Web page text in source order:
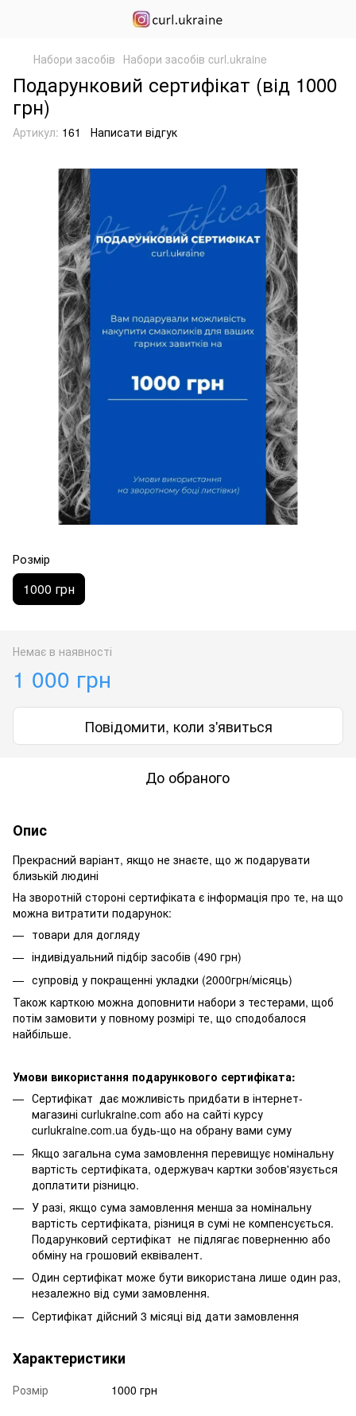
Набори засобів Набори засобів curl.ukraine
Подарунковий сертифікат (від 1000
грн)
Артикул: 161 Написати відгук
Розмір
1000 грн
Немає в наявності
1 000 грн
Повідомити, коли з'явиться
До обраного
Опис
Прекрасний варіант, якщо не знаєте, що ж подарувати
близькій людині
На зворотній стороні сертифіката є інформація про те, на що
можна витратити подарунок:
товари для догляду
індивідуальний підбір засобів (490 грн)
супровід у покращенні укладки (2000грн/місяць)
Також карткою можна доповнити набори з тестерами, щоб
потім замовити у повному розмірі те, що сподобалося
найбільше.
Умови використання подарункового сертифіката:
Сертифікат дає можливість придбати в інтернет-
магазині curlukraine.com або на сайті курсу
curlukraine.com.ua будь-що на обрану вами суму
Якщо загальна сума замовлення перевищує номінальну
вартість сертифіката, одержувач картки зобов'язується
доплатити різницю.
У разі, якщо сума замовлення менша за номінальну
вартість сертифіката, різниця в сумі не компенсується.
Подарунковий сертифікат не підлягає поверненню або
обміну на грошовий еквівалент.
Один сертифікат може бути використана лише один раз,
незалежно від суми замовлення.
Сертифікат дійсний 3 місяці від дати замовлення
Характеристики
Розмір 1000 грн